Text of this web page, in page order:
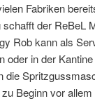
Fabriken
der ReBeL
Rob kann als
oder in der
Beginn vor